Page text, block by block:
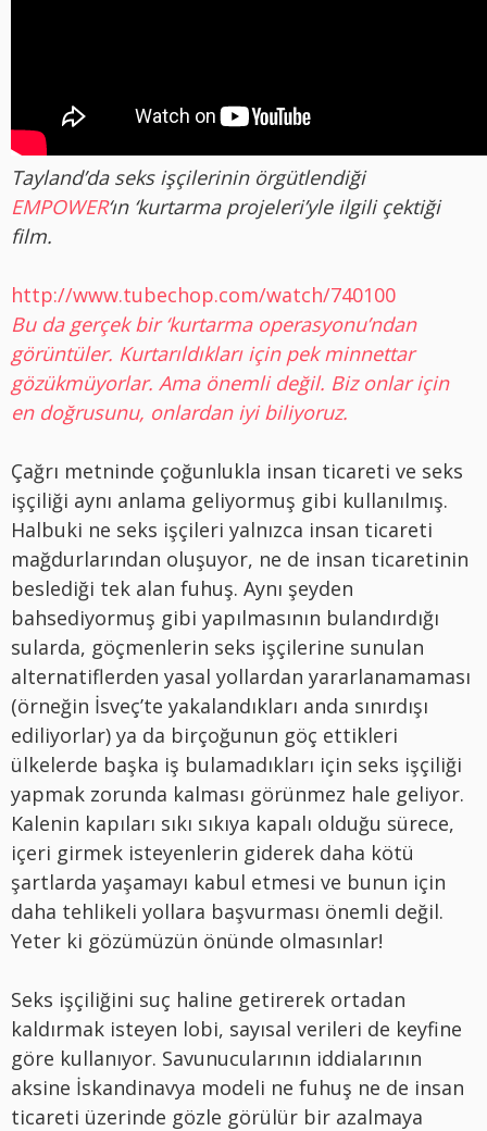
Tayland’da seks işçilerinin örgütlendiği
EMPOWER‘ın ‘kurtarma projeleri’yle ilgili çektiği
film.
http://www.tubechop.com/watch/740100
Bu da gerçek bir ‘kurtarma operasyonu’ndan
görüntüler. Kurtarıldıkları için pek minnettar
gözükmüyorlar. Ama önemli değil. Biz onlar için
en doğrusunu, onlardan iyi biliyoruz.
Çağrı metninde çoğunlukla insan ticareti ve seks
işçiliği aynı anlama geliyormuş gibi kullanılmış.
Halbuki ne seks işçileri yalnızca insan ticareti
mağdurlarından oluşuyor, ne de insan ticaretinin
beslediği tek alan fuhuş. Aynı şeyden
bahsediyormuş gibi yapılmasının bulandırdığı
sularda, göçmenlerin seks işçilerine sunulan
alternatiflerden yasal yollardan yararlanamaması
(örneğin İsveç’te yakalandıkları anda sınırdışı
ediliyorlar) ya da birçoğunun göç ettikleri
ülkelerde başka iş bulamadıkları için seks işçiliği
yapmak zorunda kalması görünmez hale geliyor.
Kalenin kapıları sıkı sıkıya kapalı olduğu sürece,
içeri girmek isteyenlerin giderek daha kötü
şartlarda yaşamayı kabul etmesi ve bunun için
daha tehlikeli yollara başvurması önemli değil.
Yeter ki gözümüzün önünde olmasınlar!
Seks işçiliğini suç haline getirerek ortadan
kaldırmak isteyen lobi, sayısal verileri de keyfine
göre kullanıyor. Savunucularının iddialarının
aksine İskandinavya modeli ne fuhuş ne de insan
ticareti üzerinde gözle görülür bir azalmaya